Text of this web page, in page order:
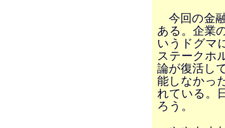
今回の金
ある。企業
いうドグマ
ステークホ
論が復活し
能しなかっ
れている。
ろう。